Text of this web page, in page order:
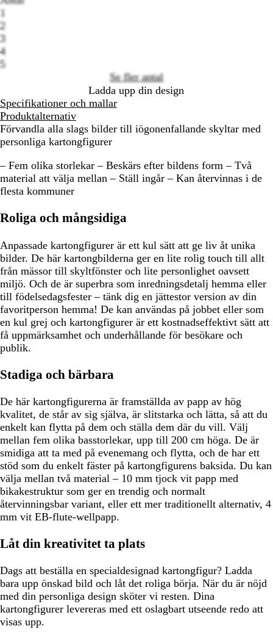
1
2
3
4
5
Se fler antal
Ladda upp din design
Specifikationer och mallar
Produktalternativ
Förvandla alla slags bilder till iögonenfallande skyltar med
personliga kartongfigurer
– Fem olika storlekar – Beskärs efter bildens form – Två
material att välja mellan – Ställ ingår – Kan återvinnas i de
flesta kommuner
Roliga och mångsidiga
Anpassade kartongfigurer är ett kul sätt att ge liv åt unika
bilder. De här kartongbilderna ger en lite rolig touch till allt
från mässor till skyltfönster och lite personlighet oavsett
miljö. Och de är superbra som inredningsdetalj hemma eller
till födelsedagsfester – tänk dig en jättestor version av din
favoritperson hemma! De kan användas på jobbet eller som
en kul grej och kartongfigurer är ett kostnadseffektivt sätt att
få uppmärksamhet och underhållande för besökare och
publik.
Stadiga och bärbara
De här kartongfigurerna är framställda av papp av hög
kvalitet, de står av sig själva, är slitstarka och lätta, så att du
enkelt kan flytta på dem och ställa dem där du vill. Välj
mellan fem olika basstorlekar, upp till 200 cm höga. De är
smidiga att ta med på evenemang och flytta, och de har ett
stöd som du enkelt fäster på kartongfigurens baksida. Du kan
välja mellan två material – 10 mm tjock vit papp med
bikakestruktur som ger en trendig och normalt
återvinningsbar variant, eller ett mer traditionellt alternativ, 4
mm vit EB-flute-wellpapp.
Låt din kreativitet ta plats
Dags att beställa en specialdesignad kartongfigur? Ladda
bara upp önskad bild och låt det roliga börja. När du är nöjd
med din personliga design sköter vi resten. Dina
kartongfigurer levereras med ett oslagbart utseende redo att
visas upp.